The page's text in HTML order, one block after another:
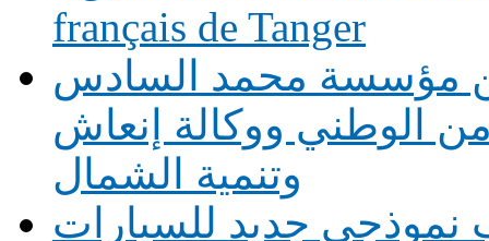
français de Tanger
مؤسسة محمد السادس
الوطني ووكالة إنعاش
وتنمية الشمال
نموذجي جديد للسيارات